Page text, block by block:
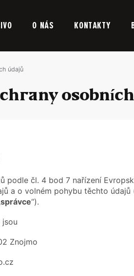
O NÁS KONTAKTY
údajů
podle čl. 4 bod 7 nařízení
a o volném pohybu těchto údajů
správce“).
jsou
Znojmo